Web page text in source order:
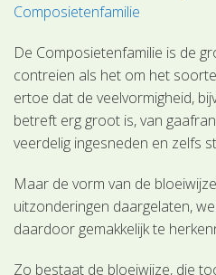
Composietenfamilie
De Composietenfamilie is de
contreien als het om het
ertoe dat de veelvormigheid,
betreft erg groot is, van
veerdelig ingesneden en zelfs
Maar de vorm van de
uitzonderingen daargelaten,
daardoor gemakkelijk te
Zo bestaat de bloeiwijze, die